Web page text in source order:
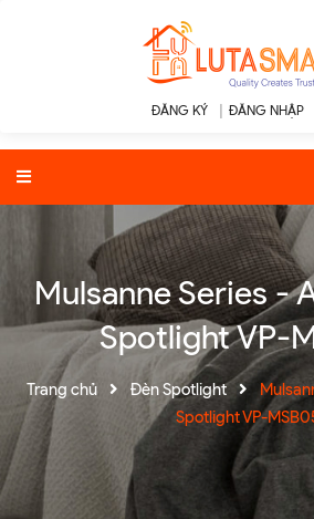
ĐĂNG KÝ ĐĂNG NHẬP
Mulsanne Series -
Spotlight VP-
Trang chủ Đèn Spotlight
Spotlight VP-